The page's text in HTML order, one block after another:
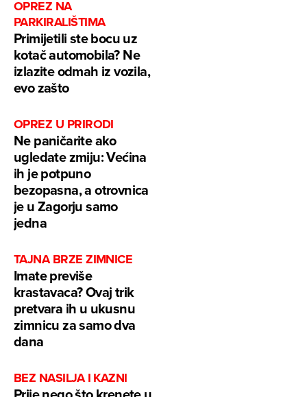
OPREZ NA
PARKIRALIŠTIMA
Primijetili ste bocu uz
kotač automobila? Ne
izlazite odmah iz vozila,
evo zašto
OPREZ U PRIRODI
Ne paničarite ako
ugledate zmiju: Većina
ih je potpuno
bezopasna, a otrovnica
je u Zagorju samo
jedna
TAJNA BRZE ZIMNICE
Imate previše
krastavaca? Ovaj trik
pretvara ih u ukusnu
zimnicu za samo dva
dana
BEZ NASILJA I KAZNI